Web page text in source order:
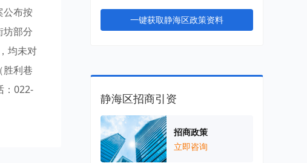
公布按
坊部分
均未对
胜利巷
：022-
一键获取静海区政策资料
静海区招商引资
招商政策
立即咨询